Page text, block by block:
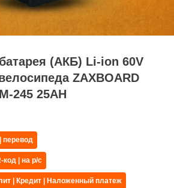
(АКБ) Li-ion 60V
ZAXBOARD
245 25AH
перевод
код | на р/с
| Кредит | Наложенный платеж